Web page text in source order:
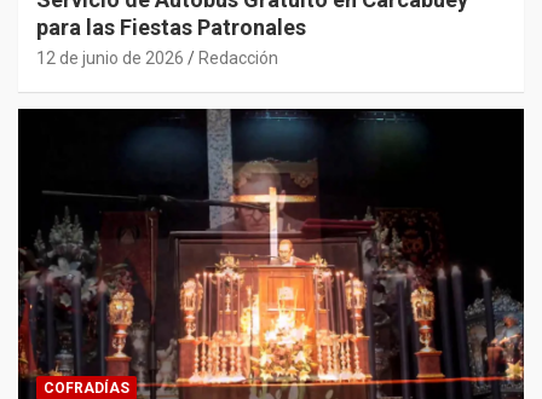
para las Fiestas Patronales
12 de junio de 2026 Redacción
COFRADÍAS